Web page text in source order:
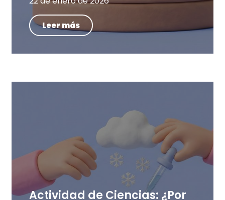
Leer más
Actividad de Ciencias: ¿Por